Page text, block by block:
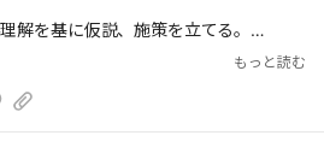
解を基に仮説、施策を立てる。
「どういう経路で商品を見つけ、なぜ導
もっと読む